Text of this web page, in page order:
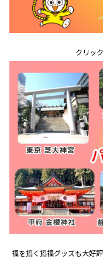
クリッ
福を招く招福グッズも